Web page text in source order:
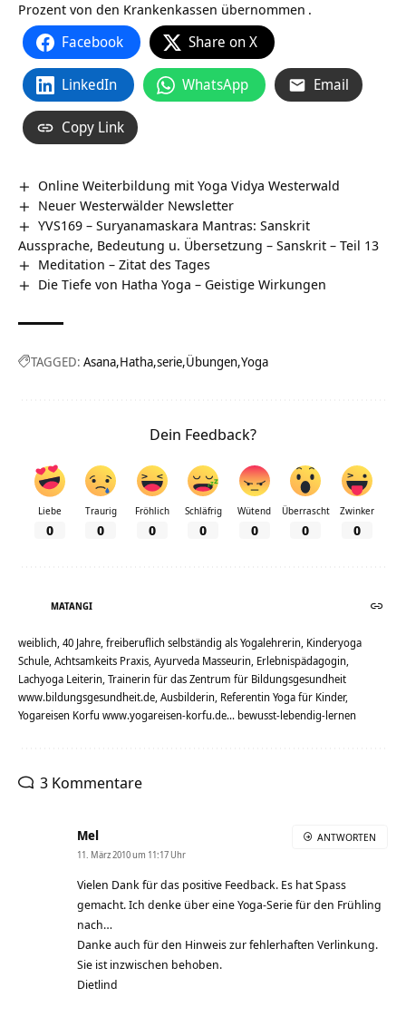
Prozent von den Krankenkassen übernommen .
Facebook Share on X
LinkedIn WhatsApp Email
Copy Link
Online Weiterbildung mit Yoga Vidya Westerwald
Neuer Westerwälder Newsletter
YVS169 – Suryanamaskara Mantras: Sanskrit
Aussprache, Bedeutung u. Übersetzung – Sanskrit – Teil 13
Meditation – Zitat des Tages
Die Tiefe von Hatha Yoga – Geistige Wirkungen
TAGGED: Asana Hatha serie Übungen Yoga
Dein Feedback?
Liebe
0
Traurig
0
Fröhlich
0
Schläfrig
0
Wütend
0
Überrascht
0
Zwinker
0
MATANGI
weiblich, 40 Jahre, freiberuflich selbständig als Yogalehrerin, Kinderyoga
Schule, Achtsamkeits Praxis, Ayurveda Masseurin, Erlebnispädagogin,
Lachyoga Leiterin, Trainerin für das Zentrum für Bildungsgesundheit
www.bildungsgesundheit.de, Ausbilderin, Referentin Yoga für Kinder,
Yogareisen Korfu www.yogareisen-korfu.de... bewusst-lebendig-lernen
3 Kommentare
Mel
11. März 2010 um 11:17 Uhr
Vielen Dank für das positive Feedback. Es hat Spass
gemacht. Ich denke über eine Yoga-Serie für den Frühling
nach…
Danke auch für den Hinweis zur fehlerhaften Verlinkung.
Sie ist inzwischen behoben.
Dietlind
ANTWORTEN